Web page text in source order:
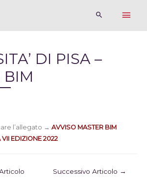
DI PISA –
BIM
l’allegato → AVVISO MASTER BIM
VII EDIZIONE 2022
Successivo Articolo →